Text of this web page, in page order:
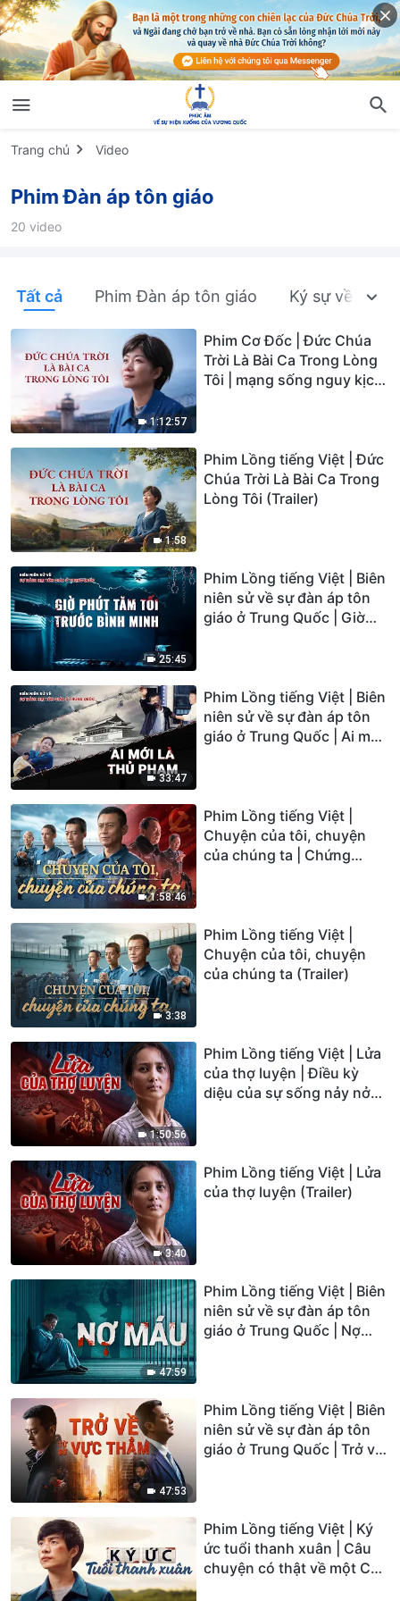
Trang chủ Video
Phim Đàn áp tôn giáo
20 video
Tất cả Phim Đàn áp tôn giáo Ký sự về đàn
1:12:57
Phim Cơ Đốc | Đức Chúa
Trời Là Bài Ca Trong Lòng
Tôi | mạng sống nguy kịch,
1:58
Phim Lồng tiếng Việt | Đức
Chúa Trời Là Bài Ca Trong
Lòng Tôi (Trailer)
25:45
Phim Lồng tiếng Việt | Biên
niên sử về sự đàn áp tôn
giáo ở Trung Quốc | Giờ
33:47
Phim Lồng tiếng Việt | Biên
niên sử về sự đàn áp tôn
giáo ở Trung Quốc | Ai mới
1:58:46
Phim Lồng tiếng Việt |
Chuyện của tôi, chuyện
của chúng ta | Chứng
3:38
Phim Lồng tiếng Việt |
Chuyện của tôi, chuyện
của chúng ta (Trailer)
1:50:56
Phim Lồng tiếng Việt | Lửa
của thợ luyện | Điều kỳ
diệu của sự sống nảy nở
3:40
Phim Lồng tiếng Việt | Lửa
của thợ luyện (Trailer)
47:59
Phim Lồng tiếng Việt | Biên
niên sử về sự đàn áp tôn
giáo ở Trung Quốc | Nợ
47:53
Phim Lồng tiếng Việt | Biên
niên sử về sự đàn áp tôn
giáo ở Trung Quốc | Trở về
Phim Lồng tiếng Việt | Ký
ức tuổi thanh xuân | Câu
chuyện có thật về một Cơ